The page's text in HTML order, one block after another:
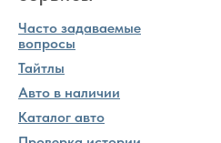
Часто задаваемые
вопросы
Тайтлы
Авто в наличии
Каталог авто